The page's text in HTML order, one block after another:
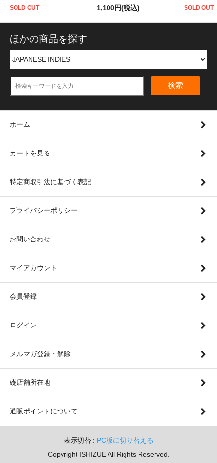
SOLD OUT
1,100円(税込)
SOLD OUT
ほかの商品を探す
検索
ホーム
カートを見る
特定商取引法に基づく表記
プライバシーポリシー
お問い合わせ
マイアカウント
会員登録
ログイン
メルマガ登録・解除
礎店舗所在地
通販ポイントについて
表示切替 : PC版に切り替える
Copyright ISHIZUE All Rights Reserved.